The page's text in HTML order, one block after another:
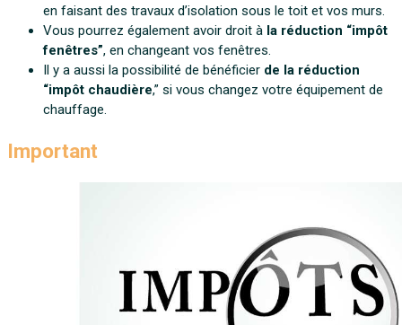
en faisant des travaux d’isolation sous le toit et vos murs.
Vous pourrez également avoir droit à la réduction “impôt
fenêtres”, en changeant vos fenêtres.
Il y a aussi la possibilité de bénéficier de la réduction
“impôt chaudière,” si vous changez votre équipement de
chauffage.
Important